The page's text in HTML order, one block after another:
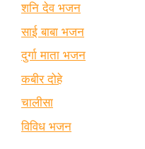
शनि देव भजन
साई बाबा भजन
दुर्गा माता भजन
कबीर दोहे
चालीसा
विविध भजन